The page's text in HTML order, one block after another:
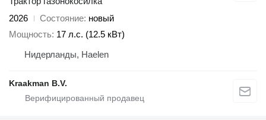
2026
Состояние новый
Мощность 17 л.с. (12.5 кВт)
Нидерланды, Haelen
Kraakman B.V.